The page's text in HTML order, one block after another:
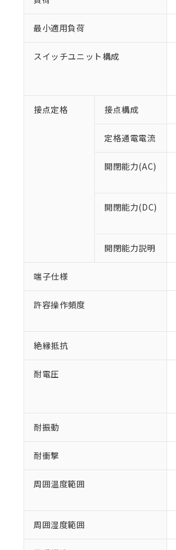
最小適用負荷
スイッチユニット構成
接点定格 接点構成
定格通電電流
開閉能力(AC)
開閉能力(DC)
開閉能力説明
端子仕様
許容操作頻度
絶縁抵抗
耐電圧
耐振動
耐衝撃
周囲温度範囲
周囲湿度範囲